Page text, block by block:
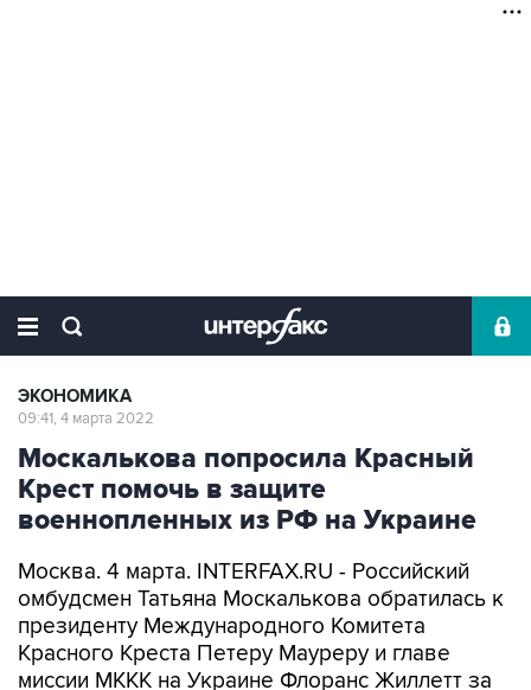
ЭКОНОМИКА
09:41, 4 марта 2022
Москалькова попросила Красный
Крест помочь в защите
военнопленных из РФ на Украине
Москва. 4 марта. INTERFAX.RU - Российский
омбудсмен Татьяна Москалькова обратилась к
президенту Международного Комитета
Красного Креста Петеру Мауреру и главе
миссии МККК на Украине Флоранс Жиллетт за